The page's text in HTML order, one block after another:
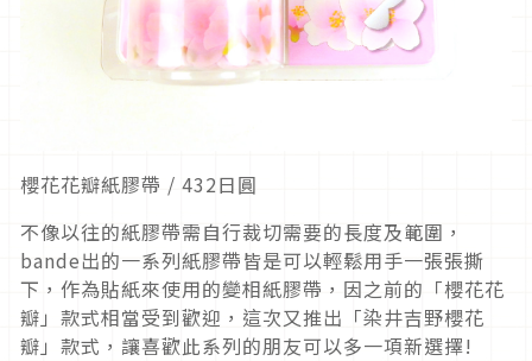
櫻花花瓣紙膠帶 / 432日圓
不像以往的紙膠帶需自行裁切需要的長度及範圍，
bande出的一系列紙膠帶皆是可以輕鬆用手一張張撕
下，作為貼紙來使用的變相紙膠帶，因之前的「櫻花花
瓣」款式相當受到歡迎，這次又推出「染井吉野櫻花
瓣」款式，讓喜歡此系列的朋友可以多一項新選擇!